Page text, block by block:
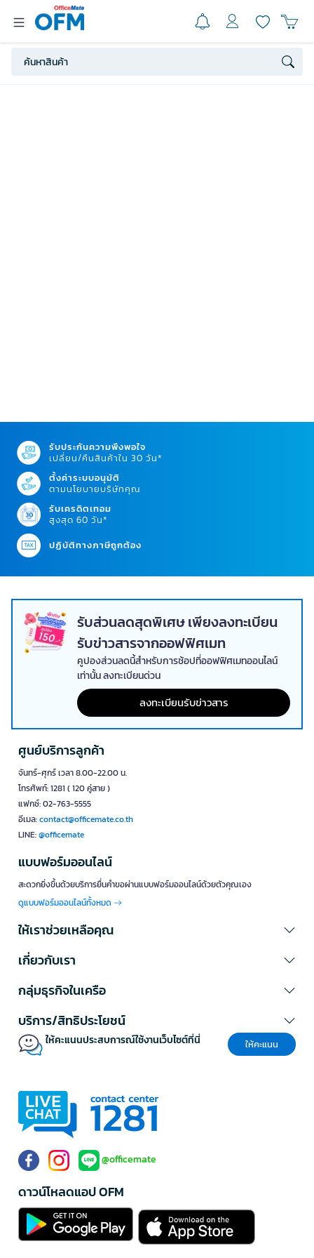
รับประกันความพึงพอใจ
เปลี่ยน/คืนสินค้าใน 30 วัน*
ตั้งค่าระบบอนุมัติ
ตามนโยบายบริษัทคุณ
รับเครดิตเทอม
สูงสุด 60 วัน*
ปฏิบัติทางภาษีถูกต้อง
รับส่วนลดสุดพิเศษ เพียงลงทะเบียน
รับข่าวสารจากออฟฟิศเมท
คูปองส่วนลดนี้สำหรับการช้อปที่ออฟฟิศเมทออนไลน์
เท่านั้น ลงทะเบียนด่วน
ลงทะเบียนรับข่าวสาร
ศูนย์บริการลูกค้า
จันทร์-ศุกร์ เวลา 8.00-22.00 น.
โทรศัพท์: 1281 ( 120 คู่สาย )
แฟกซ์: 02-763-5555
อีเมล:contact@officemate.co.th
LINE:@officemate
แบบฟอร์มออนไลน์
สะดวกยิ่งขึ้นด้วยบริการยื่นคำขอผ่านแบบฟอร์มออนไลน์ด้วยตัวคุณเอง
ดูแบบฟอร์มออนไลน์ทั้งหมด
ให้เราช่วยเหลือคุณ
เกี่ยวกับเรา
กลุ่มธุรกิจในเครือ
บริการ/สิทธิประโยชน์
ให้คะแนนประสบการณ์ใช้งานเว็บไซต์ที่นี่ ให้คะแนน
@officemate
ดาวน์โหลดแอป OFM